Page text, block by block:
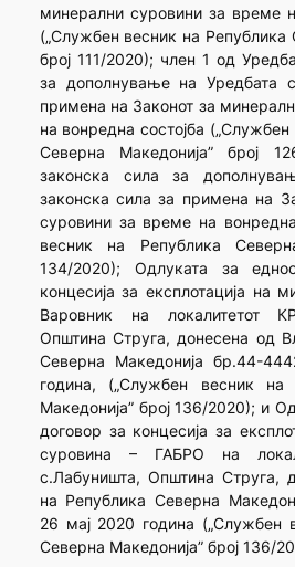
минерални суровини за време
(„Службен весник на Република
број 111/2020); член 1 од
за дополнување на Уредбата
примена на Законот за
на вонредна состојба
Северна Македонија” број
законска сила за
законска сила за примена на
суровини за време на
весник на Република
134/2020); Одлуката за
концесија за експлотација на
Варовник на локалитетот
Општина Струга, донесена од
Северна Македонија бр.44-
година, („Службен весник на
Македонија” број 136/2020); и
договор за концесија за
суровина – ГАБРО на
с.Лабуништа, Општина Струга,
на Република Северна
26 мај 2020 година („Службен
Северна Македонија” број 136/